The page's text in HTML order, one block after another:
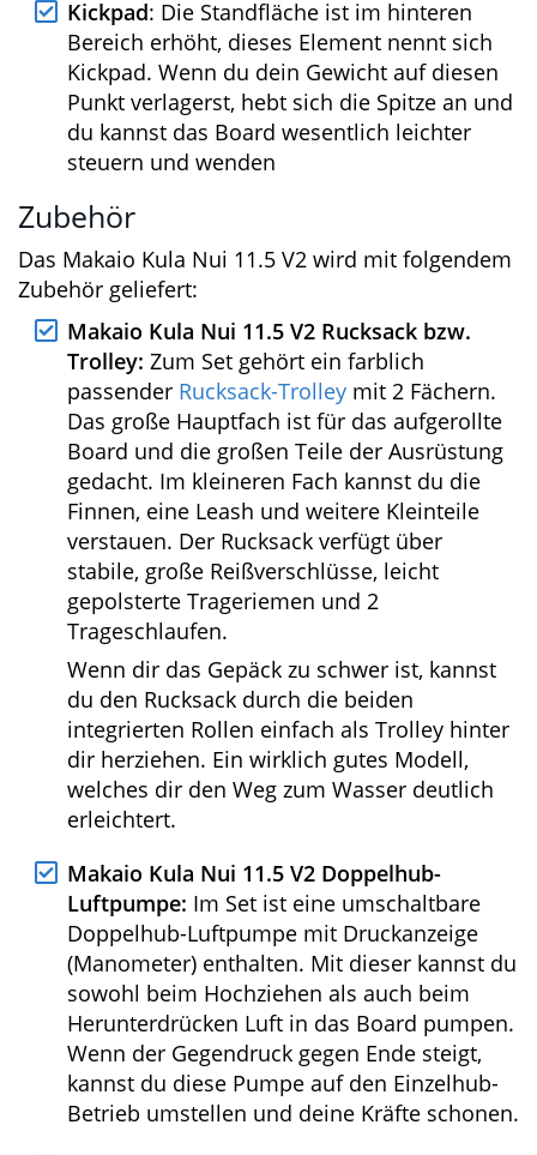
sich ein schwarzes Decknetz, welches an 4
weiteren D-Ringen befestigt ist. Hier
kannst du Equipment oder Proviant sicher
verstauen (am besten in einemDry-Bag ).
Kickpad : Die Standfläche ist im hinteren
Kickpad. Wenn du dein Gewicht auf diesen
Punkt verlagerst, hebt sich die Spitze an
und du kannst das Board wesentlich
leichter steuern und wenden
Zubehör
Das Makaio Kula Nui 11.5 V2 wird mit
folgendem Zubehör geliefert:
Makaio Kula Nui 11.5 V2 Rucksack bzw.
Trolley:Zum Set gehört ein farblich
passender Rucksack-Trolleymit 2 Fächern.
Das große Hauptfach ist für das
aufgerollte Board und die großen Teile der
Ausrüstung gedacht. Im kleineren Fach
kannst du die Finnen, eine Leash und
weitere Kleinteile verstauen. Der Rucksack
verfügt über stabile, große
Reißverschlüsse, leicht gepolsterte
Trageriemen und 2 Trageschlaufen.
Wenn dir das Gepäck zu schwer ist, kannst
integrierten Rollen einfach als Trolley
hinter dir herziehen. Ein wirklich gutes
Modell, welches dir den Weg zum Wasser
deutlich erleichtert.
Makaio Kula Nui 11.5 V2 Doppelhub-
Luftpumpe:Im Set ist eine umschaltbare
Doppelhub-Luftpumpe mit Druckanzeige
(Manometer) enthalten. Mit dieser kannst